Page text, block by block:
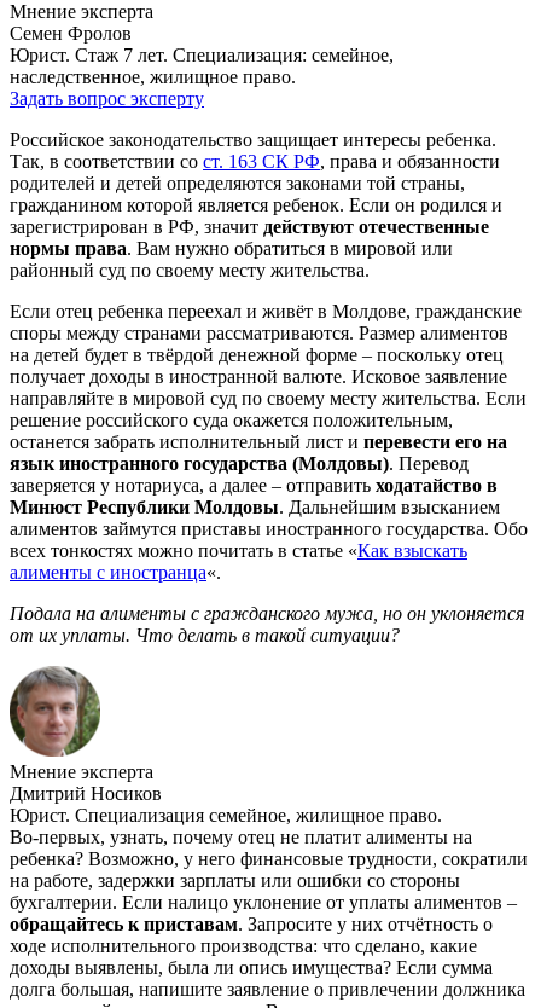
Мнение эксперта
Семен Фролов
Юрист. Стаж 7 лет. Специализация: семейное,
наследственное, жилищное право.
Задать вопрос эксперту
Российское законодательство защищает интересы ребенка.
Так, в соответствии со ст. 163 СК РФ, права и обязанности
родителей и детей определяются законами той страны,
гражданином которой является ребенок. Если он родился и
зарегистрирован в РФ, значит действуют отечественные
нормы права. Вам нужно обратиться в мировой или
районный суд по своему месту жительства.
Если отец ребенка переехал и живёт в Молдове, гражданские
споры между странами рассматриваются. Размер алиментов
на детей будет в твёрдой денежной форме – поскольку отец
получает доходы в иностранной валюте. Исковое заявление
направляйте в мировой суд по своему месту жительства. Если
решение российского суда окажется положительным,
останется забрать исполнительный лист и перевести его на
язык иностранного государства (Молдовы). Перевод
заверяется у нотариуса, а далее – отправить ходатайство в
Минюст Республики Молдовы. Дальнейшим взысканием
алиментов займутся приставы иностранного государства. Обо
всех тонкостях можно почитать в статье «Как взыскать
алименты с иностранца«.
Подала на алименты с гражданского мужа, но он уклоняется
от их уплаты. Что делать в такой ситуации?
Мнение эксперта
Дмитрий Носиков
Юрист. Специализация семейное, жилищное право.
Во-первых, узнать, почему отец не платит алименты на
ребенка? Возможно, у него финансовые трудности, сократили
на работе, задержки зарплаты или ошибки со стороны
бухгалтерии. Если налицо уклонение от уплаты алиментов –
обращайтесь к приставам. Запросите у них отчётность о
ходе исполнительного производства: что сделано, какие
доходы выявлены, была ли опись имущества? Если сумма
долга большая, напишите заявление о привлечении должника